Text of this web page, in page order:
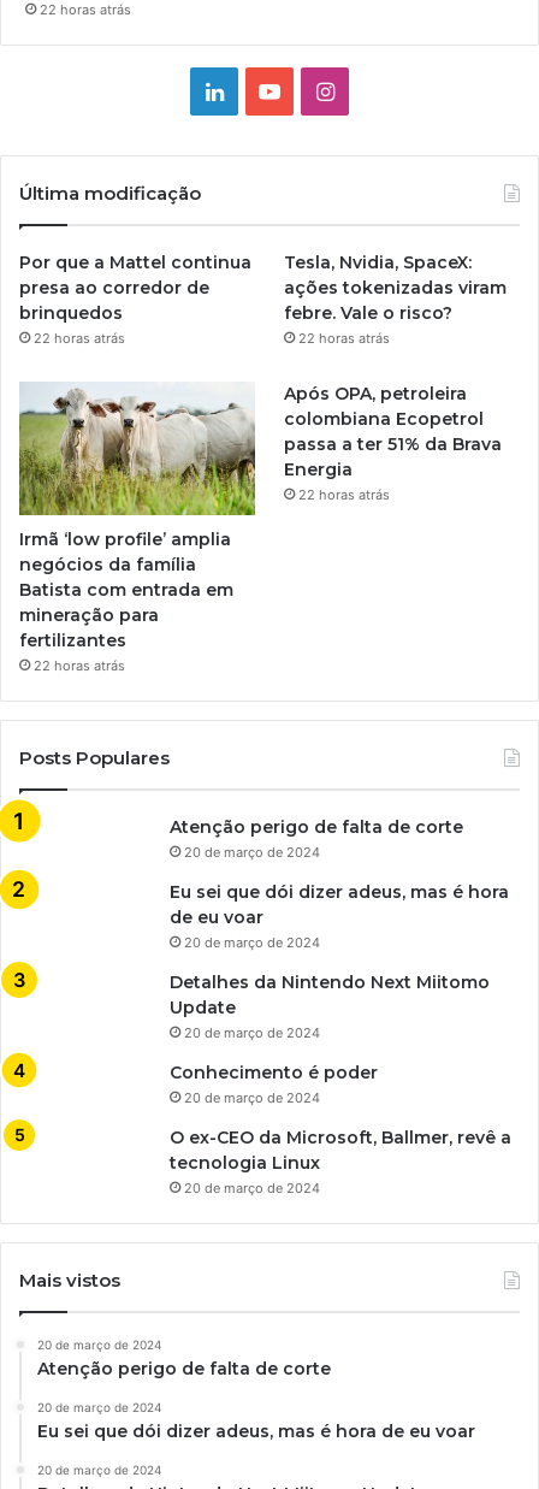
22 horas atrás
LinkedinYouTubeInstagram
Última modificação
Por que a Mattel continua
presa ao corredor de
brinquedos
22 horas atrás
Tesla, Nvidia, SpaceX:
ações tokenizadas viram
febre. Vale o risco?
22 horas atrás
Irmã ‘low profile’ amplia
negócios da família
Batista com entrada em
mineração para
fertilizantes
22 horas atrás
Após OPA, petroleira
colombiana Ecopetrol
passa a ter 51% da Brava
Energia
22 horas atrás
Posts Populares
Atenção perigo de falta de corte
20 de março de 2024
Eu sei que dói dizer adeus, mas é hora
de eu voar
20 de março de 2024
Detalhes da Nintendo Next Miitomo
Update
20 de março de 2024
Conhecimento é poder
20 de março de 2024
O ex-CEO da Microsoft, Ballmer, revê a
tecnologia Linux
20 de março de 2024
Mais vistos
20 de março de 2024
Atenção perigo de falta de corte
20 de março de 2024
Eu sei que dói dizer adeus, mas é hora de eu voar
20 de março de 2024